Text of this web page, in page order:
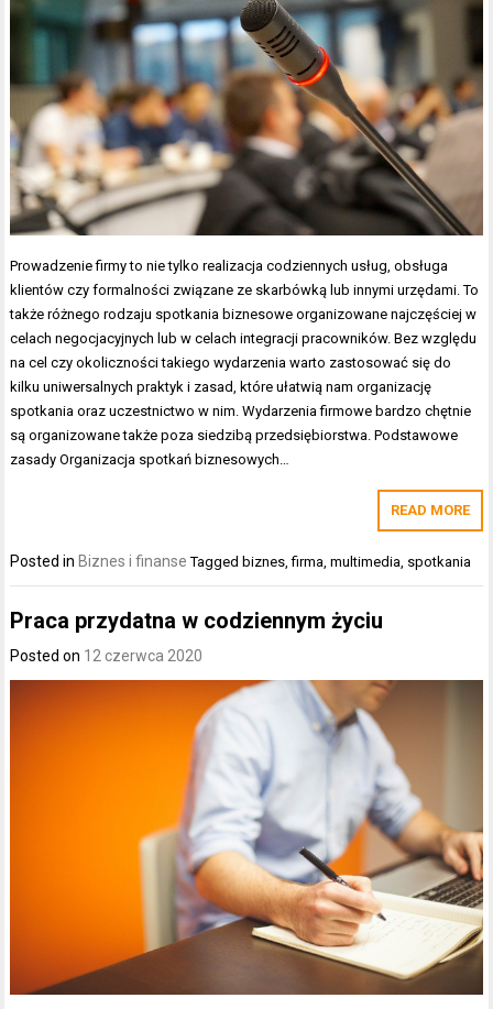
Prowadzenie firmy to nie tylko realizacja codziennych usług, obsługa
klientów czy formalności związane ze skarbówką lub innymi urzędami. To
także różnego rodzaju spotkania biznesowe organizowane najczęściej w
celach negocjacyjnych lub w celach integracji pracowników. Bez względu
na cel czy okoliczności takiego wydarzenia warto zastosować się do
kilku uniwersalnych praktyk i zasad, które ułatwią nam organizację
spotkania oraz uczestnictwo w nim. Wydarzenia firmowe bardzo chętnie
są organizowane także poza siedzibą przedsiębiorstwa. Podstawowe
zasady Organizacja spotkań biznesowych…
READ MORE
Posted in Biznes i finanse Tagged biznes,firma,multimedia, spotkania
Praca przydatna w codziennym życiu
Posted on 12 czerwca 2020